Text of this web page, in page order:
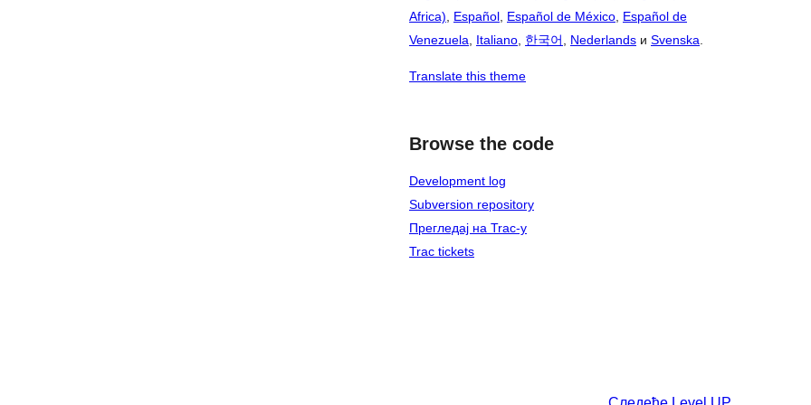
Africa)
Español Español de México Español de
Venezuela
Italiano 한국어 Nederlands и Svenska
Translate this theme
Browse the code
Development log
Subversion repository
Прегледај на Trac-у
Trac tickets